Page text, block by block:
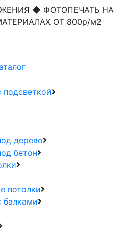
◆ ФОТОПЕЧАТЬ НА
ОТ 800р/м2
дерево
бетон
потолки
балками